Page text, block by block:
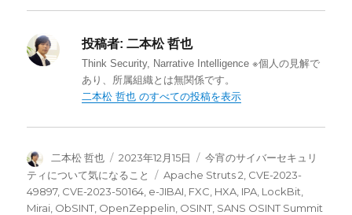
c
b
o
o
i
n
e
d
I
n
投稿者: 二本松 哲也
Think Security, Narrative Intelligence ※個人の見解で
あり、所属組織とは無関係です。
二本松 哲也 のすべての投稿を表示
投
稿
者
二本松 哲也
投
稿
日:
2023年12月15日
カ
テ
ゴ
リ
今宵のサイバーセキュリ
ティについて気になること
タ
グ
Apache Struts 2 CVE-2023-
49897, CVE-2023-50164 e-JIBAI FXC HXA IPA LockBit
Mirai ObSINT OpenZeppelin OSINT SANS OSINT Summit